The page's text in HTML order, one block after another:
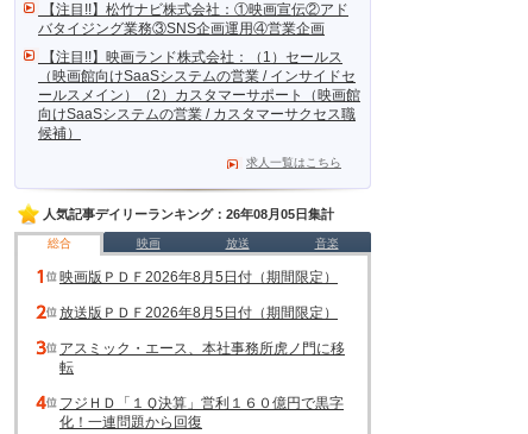
【注目!!】松竹ナビ株式会社：①映画宣伝②アド
バタイジング業務③SNS企画運用④営業企画
【注目!!】映画ランド株式会社：（1）セールス
（映画館向けSaaSシステムの営業 / インサイドセ
ールスメイン）（2）カスタマーサポート（映画館
向けSaaSシステムの営業 / カスタマーサクセス職
候補）
求人一覧はこちら
人気記事デイリーランキング：26年08月05日集計
総合 映画 放送 音楽
映画版ＰＤＦ2026年8月5日付（期間限定）
放送版ＰＤＦ2026年8月5日付（期間限定）
アスミック・エース、本社事務所虎ノ門に移
転
フジＨＤ「１Ｑ決算」営利１６０億円で黒字
化！一連問題から回復